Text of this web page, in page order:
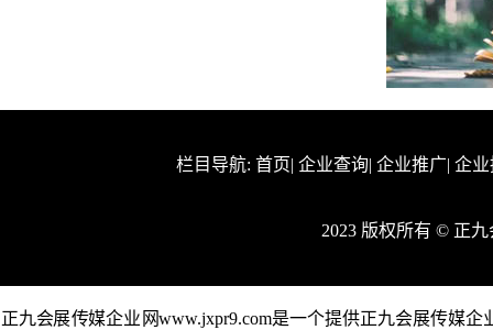
栏目导航: 首页| 企业查询| 企业推广| 企
2023 版权所有 © 正
正九会展传媒企业网www.jxpr9.com是一个提供正九会展传媒